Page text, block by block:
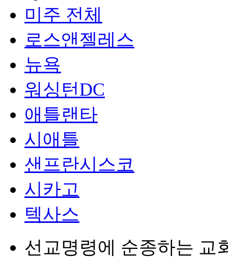
미주 전체
로스앤젤레스
뉴욕
워싱턴DC
애틀랜타
시애틀
샌프란시스코
시카고
텍사스
선교명령에 순종하는 교